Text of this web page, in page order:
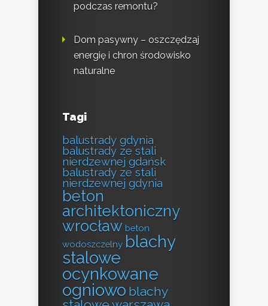
podczas remontu?
Dom pasywny – oszczędzaj
energię i chron środowisko
naturalne
Tagi
balustrady gdynia
balustrady ze stali
nierdzewnej gdańsk
balustrady ze stali
nierdzewnej gdynia
beton
architektoniczny
wrocław beton
wodoszczelny blachy
stalowe
ocynkowane
ogniowo blachy